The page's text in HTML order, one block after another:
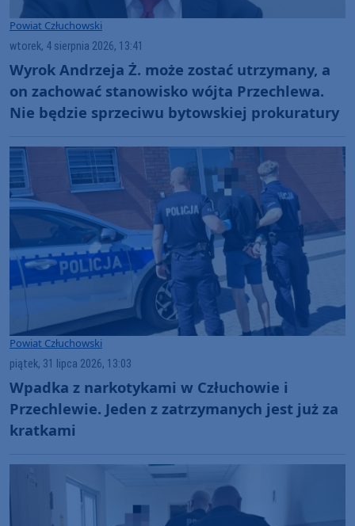
Powiat Człuchowski
wtorek, 4 sierpnia 2026, 13:41
Wyrok Andrzeja Ż. może zostać utrzymany, a
on zachować stanowisko wójta Przechlewa.
Nie będzie sprzeciwu bytowskiej prokuratury
Powiat Człuchowski
piątek, 31 lipca 2026, 13:03
Wpadka z narkotykami w Człuchowie i
Przechlewie. Jeden z zatrzymanych jest już za
kratkami